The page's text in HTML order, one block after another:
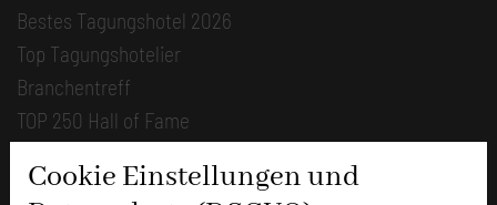
Cookie Einstellungen und
Bestes Tagungshotel 2026
Top Tagungshotelier
Branchentreff
TOP 250 Hall of Fame